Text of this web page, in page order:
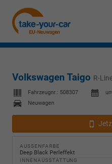
Volkswagen Taigo R-
Fahrzeugnr.: 508307
Neuwagen
AUSSENFARBE
Deep Black Perleffekt
INNENAUSSTATTUNG